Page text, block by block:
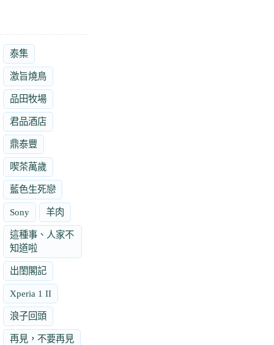
泰集
激旨燒鳥
品田牧場
君品酒店
鼎泰豐
喫茶萬歲
藍色生死戀
Sony 羊肉
這種事、人家不
知道啦
出閨閣記
Xperia 1 II
浪子回頭
再見，不要再見